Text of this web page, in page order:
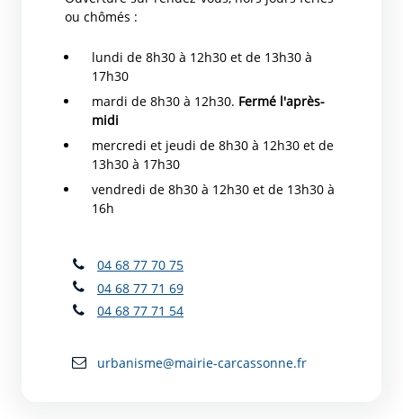
ou chômés :
lundi de 8h30 à 12h30 et de 13h30 à
17h30
mardi de 8h30 à 12h30. Fermé l'après-
midi
mercredi et jeudi de 8h30 à 12h30 et de
13h30 à 17h30
vendredi de 8h30 à 12h30 et de 13h30 à
16h
04 68 77 70 75
04 68 77 71 69
04 68 77 71 54
urbanisme@mairie-carcassonne.fr